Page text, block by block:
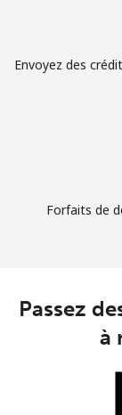
Envoyez des
Forfaits de
Passez
à